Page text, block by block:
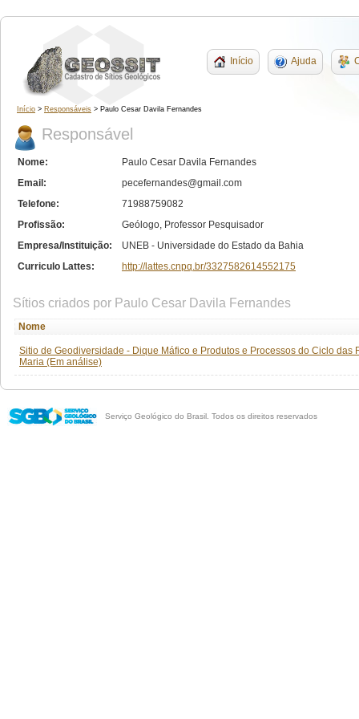
Início Ajuda
Início > Responsáveis > Paulo Cesar Davila Fernandes
Responsável
Nome:
Paulo Cesar Davila Fernandes
Email:
pecefernandes@gmail.com
Telefone:
71988759082
Profissão:
Geólogo, Professor Pesquisador
Empresa/Instituição:
UNEB - Universidade do Estado da Bahia
Curriculo Lattes:
http://lattes.cnpq.br/3327582614552175
Sítios criados por Paulo Cesar Davila Fernandes
Nome
Sitio de Geodiversidade - Dique Máfico e Produtos e Processos do Ciclo das
Maria (Em análise)
Serviço Geológico do Brasil. Todos os direitos reservados